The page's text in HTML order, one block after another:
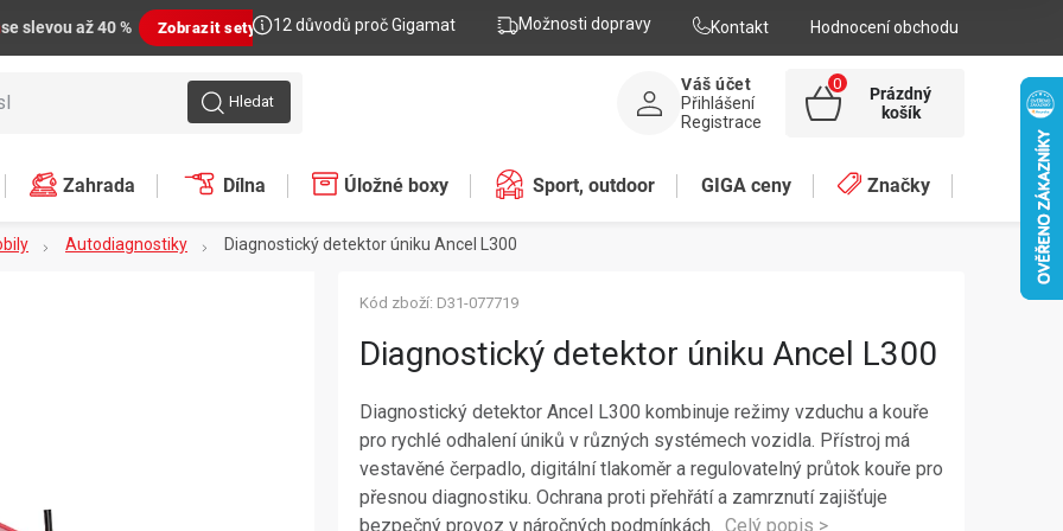
se slevou až 40 % Zobrazit sety 12 důvodů proč Gigamat Možnosti dopravy Kontakt Hodnocení obchodu
Hledat
Váš účet
Přihlášení
Registrace
NÁKUPNÍ
Prázdný
košík
Zahrada Dílna Úložné boxy Sport, outdoor GIGA ceny Značky
Autodiagnostiky Diagnostický detektor úniku Ancel L300
Diagnostický detektor úniku Ancel L300
Diagnostický detektor Ancel L300 kombinuje režimy vzduchu a kouře
pro rychlé odhalení úniků v různých systémech vozidla. Přístroj má
vestavěné čerpadlo, digitální tlakoměr a regulovatelný průtok kouře pro
přesnou diagnostiku. Ochrana proti přehřátí a zamrznutí zajišťuje
bezpečný provoz v náročných podmínkách.
Kód zboží: D31-077719